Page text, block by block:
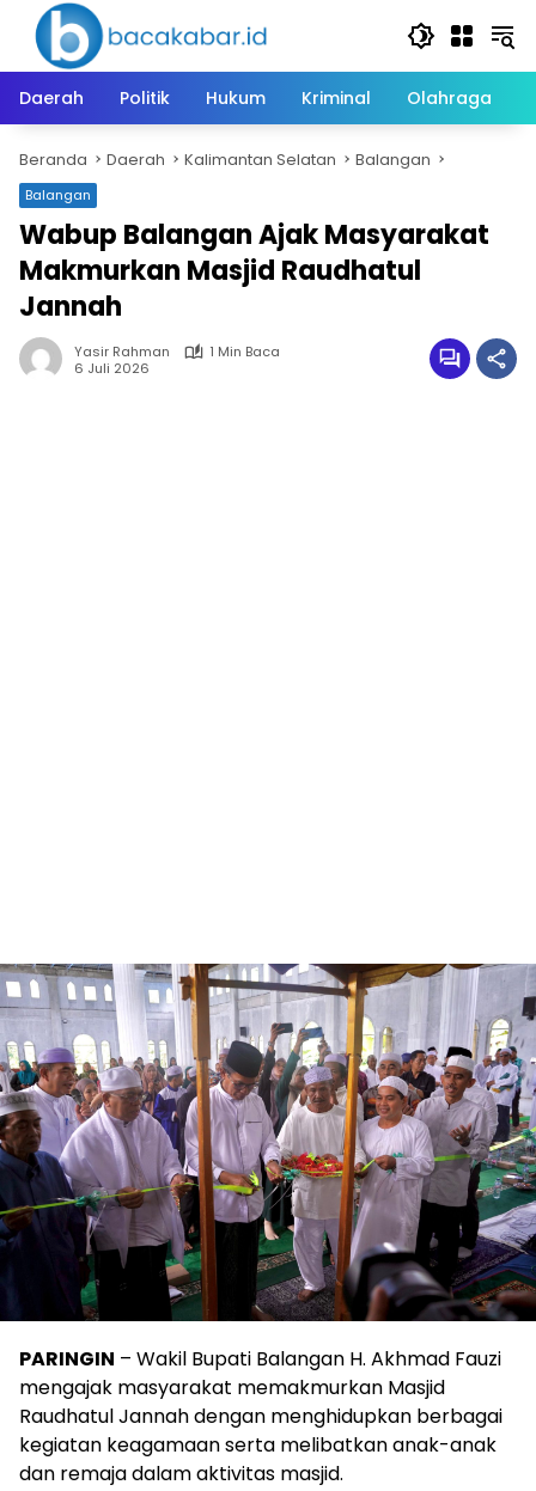
Langsung
konten
Daerah
Politik Hukum Kriminal Olahraga
Beranda Daerah Kalimantan Selatan Balangan
Balangan
Wabup Balangan Ajak Masyarakat
Makmurkan Masjid Raudhatul
Jannah
Yasir Rahman
1 Min Baca
6 Juli 2026
PARINGIN – Wakil Bupati Balangan H. Akhmad Fauzi
mengajak masyarakat memakmurkan Masjid
Raudhatul Jannah dengan menghidupkan berbagai
kegiatan keagamaan serta melibatkan anak-anak
dan remaja dalam aktivitas masjid.